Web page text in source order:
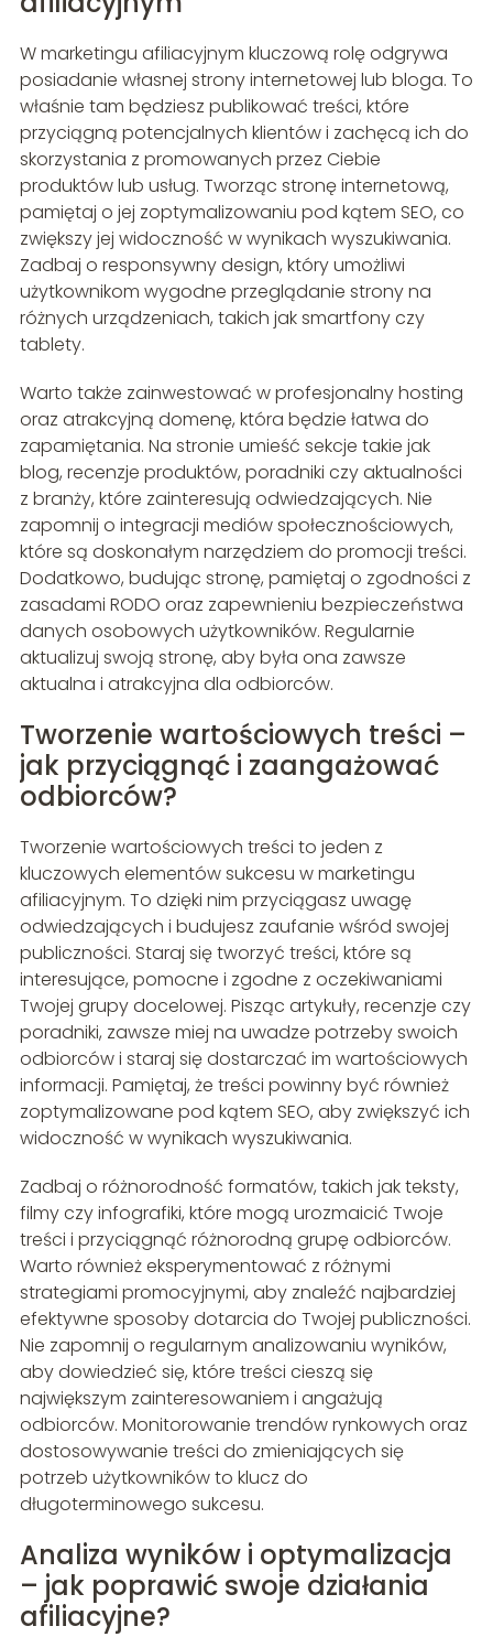
W marketingu afiliacyjnym kluczową rolę odgrywa
posiadanie własnej strony internetowej lub bloga. To
właśnie tam będziesz publikować treści, które
przyciągną potencjalnych klientów i zachęcą ich do
skorzystania z promowanych przez Ciebie
produktów lub usług. Tworząc stronę internetową,
pamiętaj o jej zoptymalizowaniu pod kątem SEO, co
zwiększy jej widoczność w wynikach wyszukiwania.
Zadbaj o responsywny design, który umożliwi
użytkownikom wygodne przeglądanie strony na
różnych urządzeniach, takich jak smartfony czy
tablety.
Warto także zainwestować w profesjonalny hosting
oraz atrakcyjną domenę, która będzie łatwa do
zapamiętania. Na stronie umieść sekcje takie jak
blog, recenzje produktów, poradniki czy aktualności
z branży, które zainteresują odwiedzających. Nie
zapomnij o integracji mediów społecznościowych,
które są doskonałym narzędziem do promocji treści.
Dodatkowo, budując stronę, pamiętaj o zgodności z
zasadami RODO oraz zapewnieniu bezpieczeństwa
danych osobowych użytkowników. Regularnie
aktualizuj swoją stronę, aby była ona zawsze
aktualna i atrakcyjna dla odbiorców.
Tworzenie wartościowych treści –
jak przyciągnąć i zaangażować
odbiorców?
Tworzenie wartościowych treści to jeden z
kluczowych elementów sukcesu w marketingu
afiliacyjnym. To dzięki nim przyciągasz uwagę
odwiedzających i budujesz zaufanie wśród swojej
publiczności. Staraj się tworzyć treści, które są
interesujące, pomocne i zgodne z oczekiwaniami
Twojej grupy docelowej. Pisząc artykuły, recenzje czy
poradniki, zawsze miej na uwadze potrzeby swoich
odbiorców i staraj się dostarczać im wartościowych
informacji. Pamiętaj, że treści powinny być również
zoptymalizowane pod kątem SEO, aby zwiększyć ich
widoczność w wynikach wyszukiwania.
Zadbaj o różnorodność formatów, takich jak teksty,
filmy czy infografiki, które mogą urozmaicić Twoje
treści i przyciągnąć różnorodną grupę odbiorców.
Warto również eksperymentować z różnymi
strategiami promocyjnymi, aby znaleźć najbardziej
efektywne sposoby dotarcia do Twojej publiczności.
Nie zapomnij o regularnym analizowaniu wyników,
aby dowiedzieć się, które treści cieszą się
największym zainteresowaniem i angażują
odbiorców. Monitorowanie trendów rynkowych oraz
dostosowywanie treści do zmieniających się
potrzeb użytkowników to klucz do
długoterminowego sukcesu.
Analiza wyników i optymalizacja
– jak poprawić swoje działania
afiliacyjne?